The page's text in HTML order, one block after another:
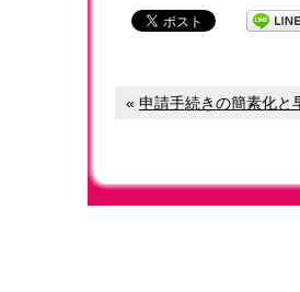
« 申請手続きの簡素化と